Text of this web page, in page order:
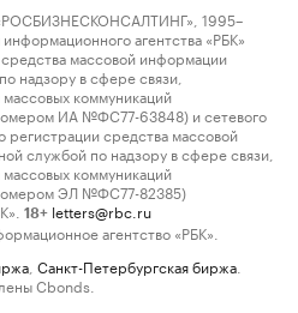
1995–
агентства «РБК»
массовой информации
надзору в сфере связи,
коммуникаций
ИА №ФС77-63848) и сетевого
регистрации средства массовой
службой по надзору в сфере связи,
коммуникаций
ЭЛ №ФС77-82385)
18+ letters@rbc.ru
агентство «РБК».
Санкт-Петербургская биржа
Cbonds.